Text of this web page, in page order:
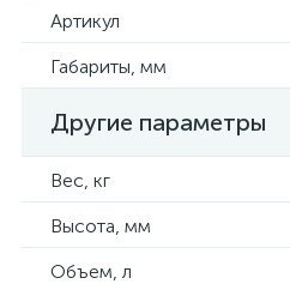
Артикул
Габариты, мм
Другие параметры
Вес, кг
Высота, мм
Объем, л